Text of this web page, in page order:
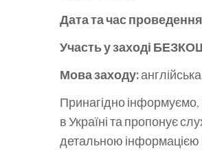
Дата та час
Участь у заході
Мова заходу:
Принагідно інформуємо,
в Україні та пропонує
детальною